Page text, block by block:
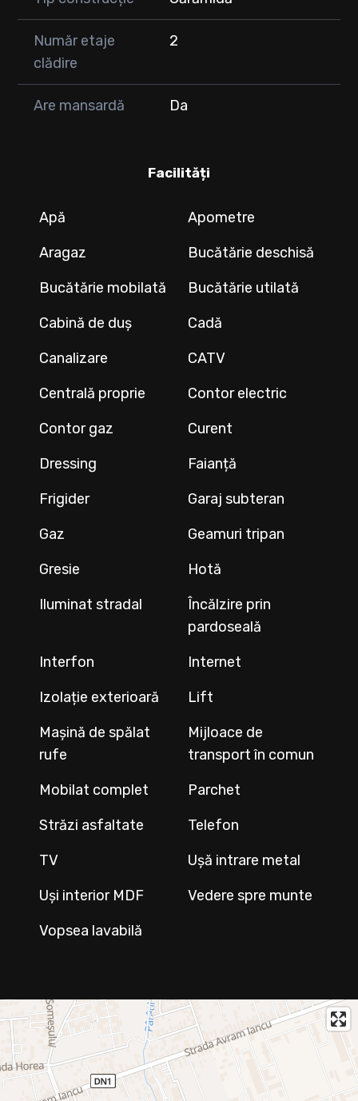
Număr etaje
clădire
2
Are mansardă Da
Facilități
Apă
Apometre
Aragaz
Bucătărie deschisă
Bucătărie mobilată
Bucătărie utilată
Cabină de duș
Cadă
Canalizare
CATV
Centrală proprie
Contor electric
Contor gaz
Curent
Dressing
Faianță
Frigider
Garaj subteran
Gaz
Geamuri tripan
Gresie
Hotă
Iluminat stradal
Încălzire prin
pardoseală
Interfon
Internet
Izolație exterioară
Lift
Mașină de spălat
rufe
Mijloace de
transport în comun
Mobilat complet
Parchet
Străzi asfaltate
Telefon
TV
Ușă intrare metal
Uși interior MDF
Vedere spre munte
Vopsea lavabilă